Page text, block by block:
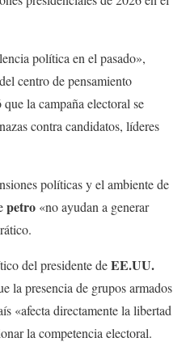
política en el pasado»,
centro de pensamiento
que la campaña electoral se
contra candidatos, líderes
políticas y el ambiente de
petro «no ayudan a generar
del presidente deEE.UU.
la presencia de grupos armados
«afecta directamente la libertad
la competencia electoral.